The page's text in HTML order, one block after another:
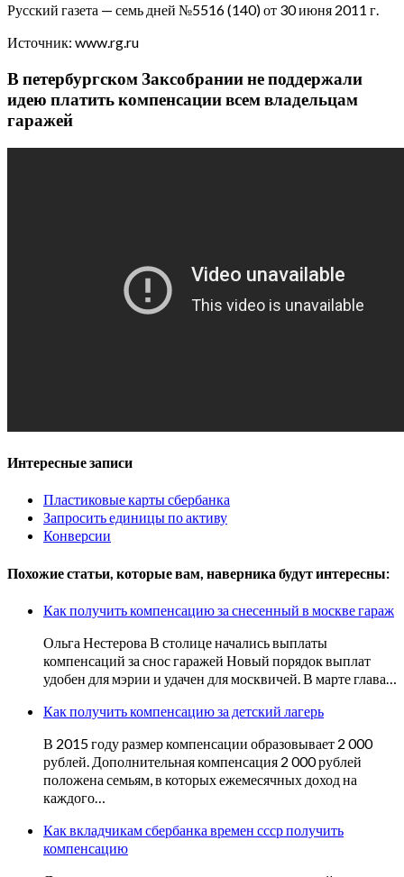
Русский газета — семь дней №5516 (140) от 30 июня 2011 г.
Источник: www.rg.ru
В петербургском Заксобрании не поддержали
идею платить компенсации всем владельцам
гаражей
Интересные записи
Пластиковые карты сбербанка
Запросить единицы по активу
Конверсии
Похожие статьи, которые вам, наверника будут интересны:
Как получить компенсацию за снесенный в москве гараж
Ольга Нестерова В столице начались выплаты
компенсаций за снос гаражей Новый порядок выплат
удобен для мэрии и удачен для москвичей. В марте глава…
Как получить компенсацию за детский лагерь
В 2015 году размер компенсации образовывает 2 000
рублей. Дополнительная компенсация 2 000 рублей
положена семьям, в которых ежемесячных доход на
каждого…
Как вкладчикам сбербанка времен ссср получить
компенсацию